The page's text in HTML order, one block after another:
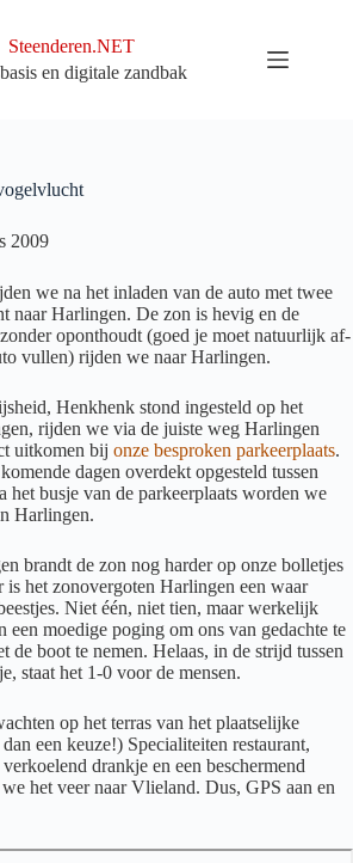
Steenderen.NET
en digitale zandbak
2009
we na het inladen van de auto met twee
naar Harlingen. De zon is hevig en de
oponthoudt (goed je moet natuurlijk af-
vullen) rijden we naar Harlingen.
Henkhenk stond ingesteld op het
rijden we via de juiste weg Harlingen
uitkomen bij onze besproken parkeerplaats.
dagen overdekt opgesteld tussen
het busje van de parkeerplaats worden we
Harlingen.
brandt de zon nog harder op onze bolletjes
het zonovergoten Harlingen een waar
Niet één, niet tien, maar werkelijk
een moedige poging om ons van gedachte te
de boot te nemen. Helaas, in de strijd tussen
staat het 1-0 voor de mensen.
op het terras van het plaatselijke
een keuze!) Specialiteiten restaurant,
drankje en een beschermend
het veer naar Vlieland. Dus, GPS aan en